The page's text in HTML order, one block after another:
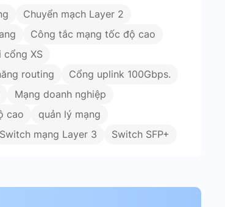
Chuyển mạch Layer 2
Công tắc mạng tốc độ cao
cổng XS
routing
Cổng uplink 100Gbps.
Mạng doanh nghiệp
cao
quản lý mạng
Switch mạng Layer 3 Switch SFP+